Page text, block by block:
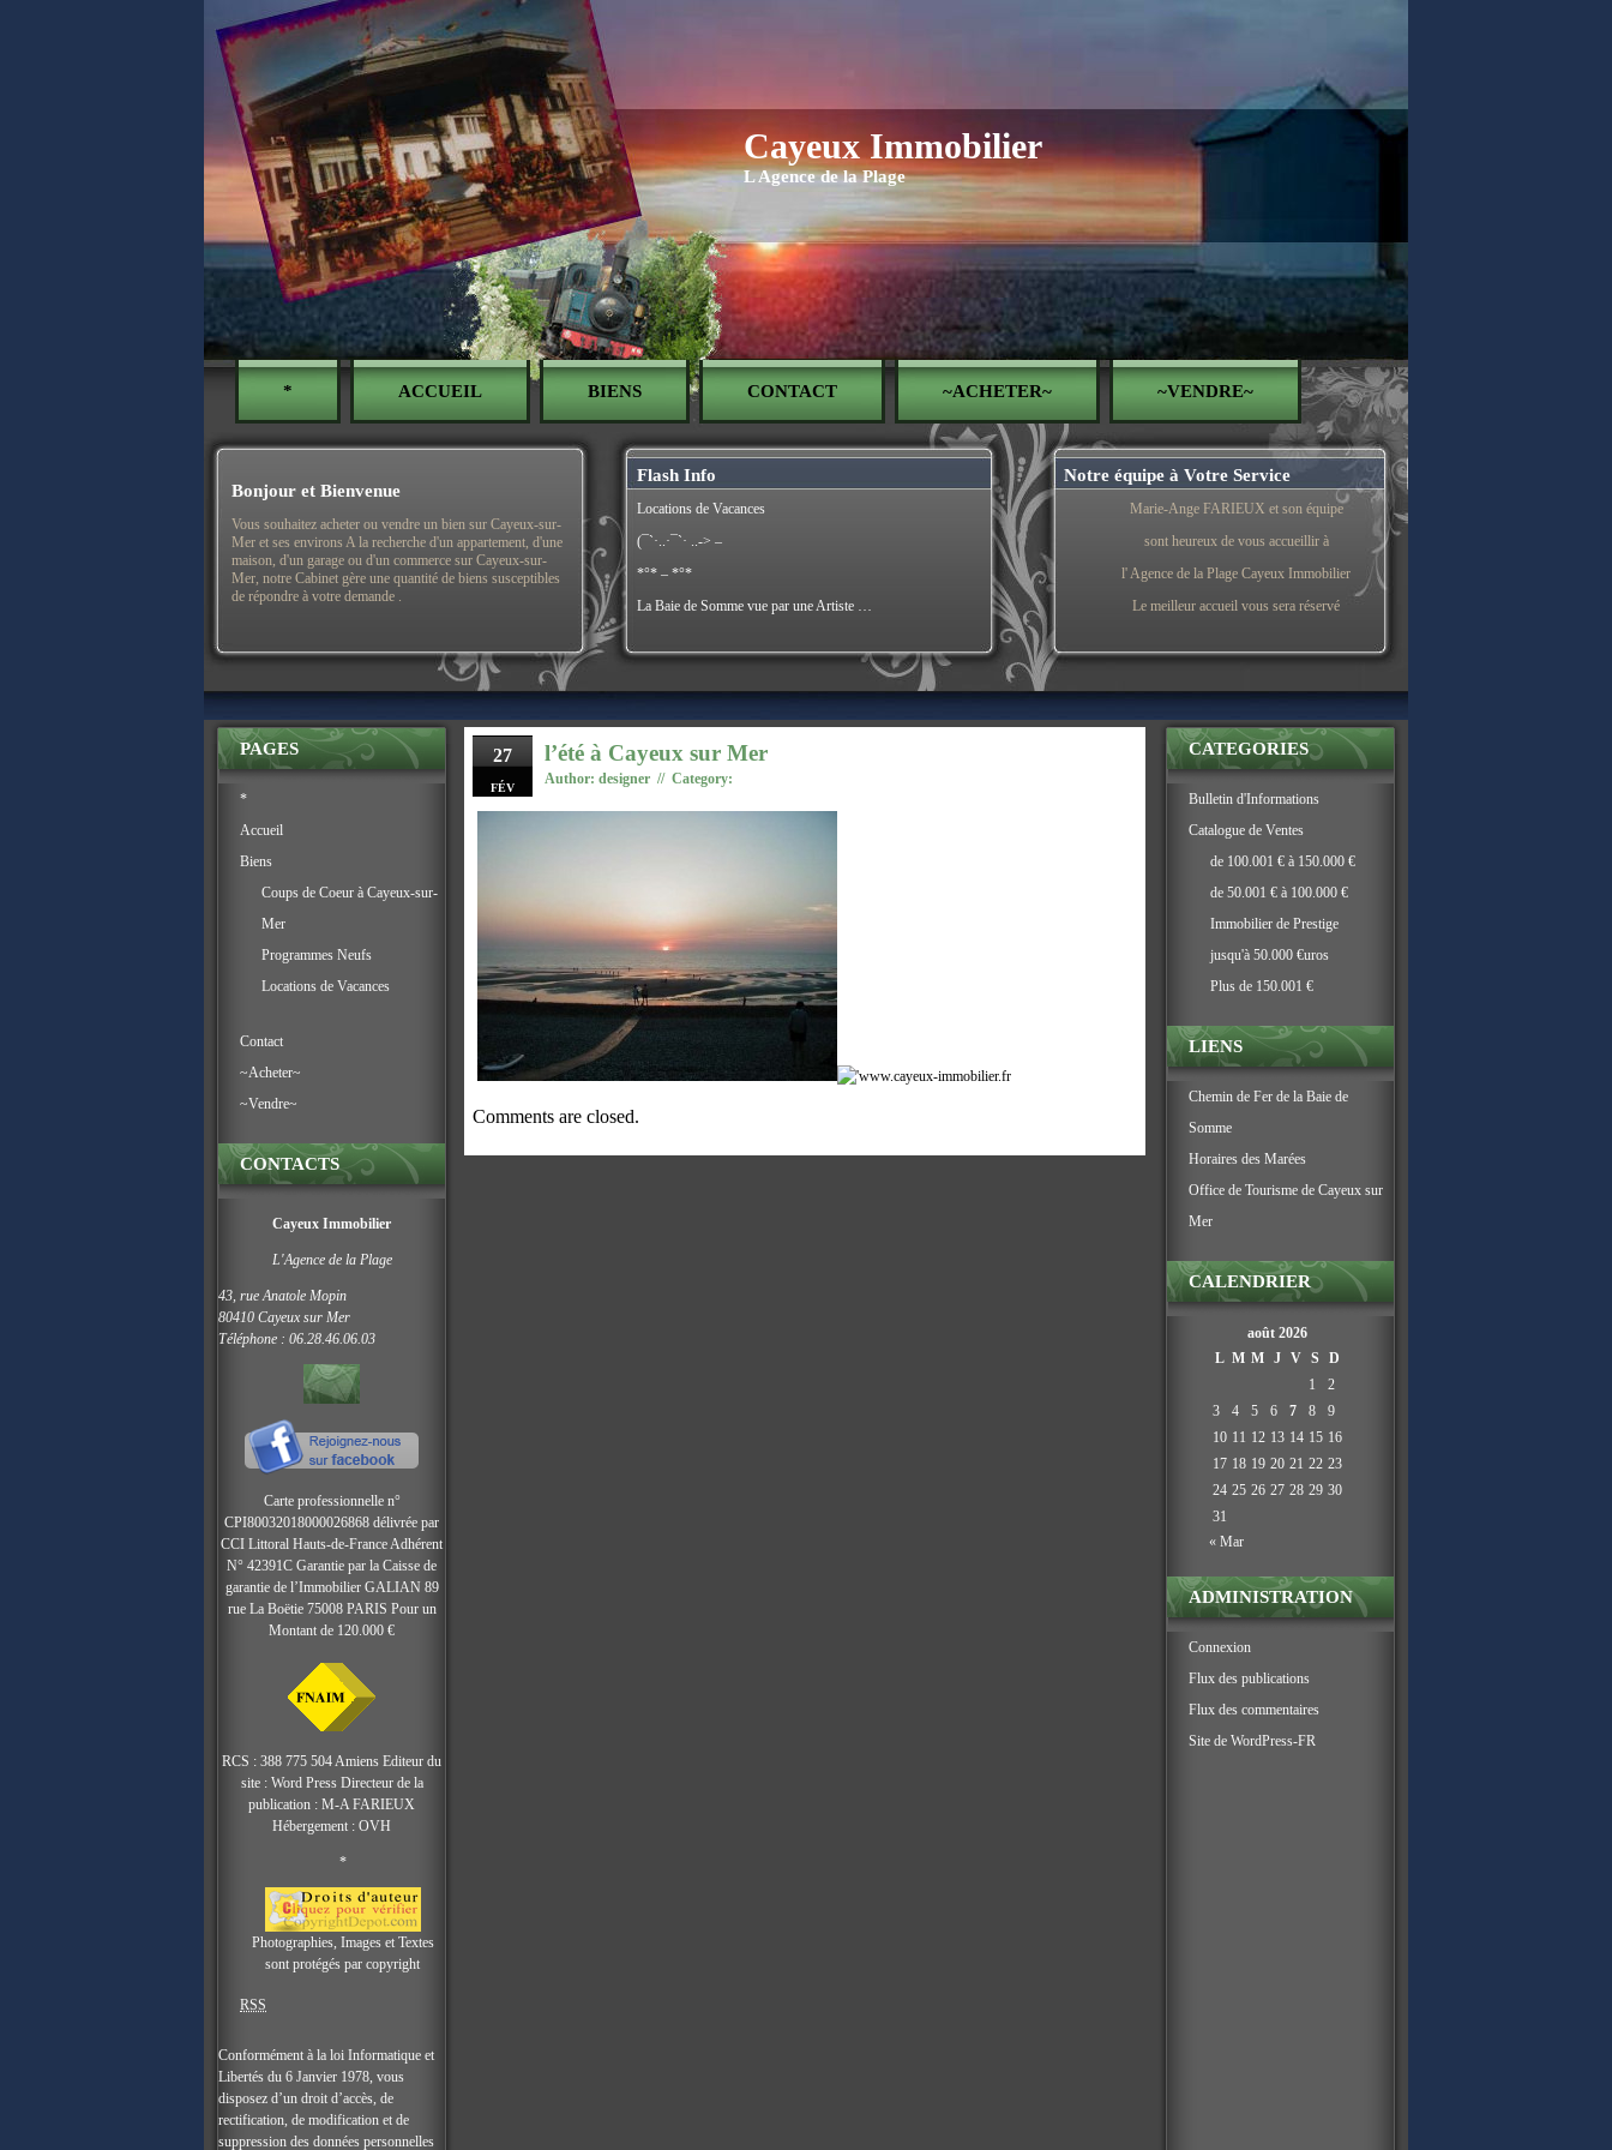
* ACCUEIL BIENS CONTACT ~ACHETER~ ~VENDRE~
Cayeux Immobilier
L Agence de la Plage
Bonjour et Bienvenue
Vous souhaitez acheter ou vendre un bien sur Cayeux-sur-
Mer et ses environs A la recherche d'un appartement, d'une
maison, d'un garage ou d'un commerce sur Cayeux-sur-
Mer, notre Cabinet gère une quantité de biens susceptibles
de répondre à votre demande .
Flash Info
Locations de Vacances
(¯`·..·¯`· ..-> –
*°* – *°*
La Baie de Somme vue par une Artiste …
Notre équipe à Votre Service
Marie-Ange FARIEUX et son équipe
sont heureux de vous accueillir à
l' Agence de la Plage Cayeux Immobilier
Le meilleur accueil vous sera réservé
PAGES
*
Accueil
Biens
Coups de Coeur à Cayeux-sur-
Mer
Programmes Neufs
Locations de Vacances
Contact
~Acheter~
~Vendre~
CONTACTS
Cayeux Immobilier
L'Agence de la Plage
43, rue Anatole Mopin
80410 Cayeux sur Mer
Téléphone : 06.28.46.06.03
Carte professionnelle n°
CPI80032018000026868 délivrée par
CCI Littoral Hauts-de-France Adhérent
N° 42391C Garantie par la Caisse de
garantie de l’Immobilier GALIAN 89
rue La Boëtie 75008 PARIS Pour un
Montant de 120.000 €
RCS : 388 775 504 Amiens Editeur du
site : Word Press Directeur de la
publication : M-A FARIEUX
Hébergement : OVH
*
Photographies, Images et Textes
sont protégés par copyright
RSS
Conformément à la loi Informatique et
Libertés du 6 Janvier 1978, vous
disposez d’un droit d’accès, de
rectification, de modification et de
suppression des données personnelles
27
FÉV
l’été à Cayeux sur Mer
Author: designer // Category:
Comments are closed.
CATEGORIES
Bulletin d'Informations
Catalogue de Ventes
de 100.001 € à 150.000 €
de 50.001 € à 100.000 €
Immobilier de Prestige
jusqu'à 50.000 €uros
Plus de 150.001 €
LIENS
Chemin de Fer de la Baie de
Somme
Horaires des Marées
Office de Tourisme de Cayeux sur
Mer
CALENDRIER
août 2026
L M M J V S
D
1
2
3
4 5 6 7 8
9
10 11 12 13 14 15 16
17 18 19 20 21 22 23
24 25 26 27 28 29 30
31
« Mar
ADMINISTRATION
Connexion
Flux des publications
Flux des commentaires
Site de WordPress-FR